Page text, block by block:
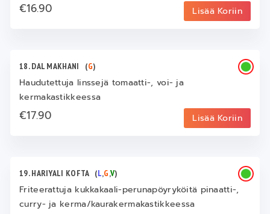
€16.90 Lisää Koriin
18. DAL MAKHANI (G)
Haudutettuja linssejä tomaatti-, voi- ja
kermakastikkeessa
€17.90 Lisää Koriin
19. HARIYALI KOFTA (L,G,V)
Friteerattuja kukkakaali-perunapöyryköitä pinaatti-,
curry- ja kerma/kaurakermakastikkeessa